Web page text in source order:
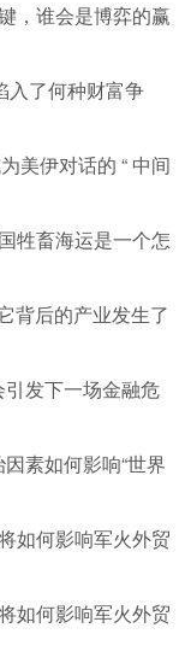
，谁会是博弈的赢
入了何种财富争
美伊对话的 “ 中间
牲畜海运是一个怎
背后的产业发生了
发下一场金融危
素如何影响“世界
如何影响军火外贸
如何影响军火外贸